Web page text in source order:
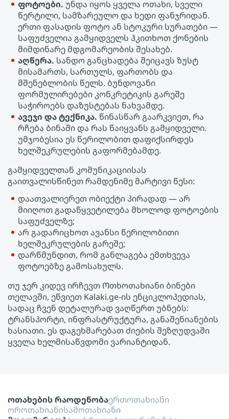
ფოტოები. უნდა იყოს ყველა ოთახი, სველი
წერტილი, სამზარეულო და ხედი ფანჯრიდან.
ერთი ფასადის ფოტო ან სტოკური სურათები —
საფუძველია გამყიდველს ჰკითხოთ ქონების
მიმდინარე მდგომარეობის შესახებ.
აღწერა. სანდო განცხადება შეიცავს ზუსტ
მისამართს, სართულს, ფართობს და
მშენებლობის წელს. ბუნდოვანი
ფორმულირებები კონკრეტიკის გარეშე
საჭიროებს დაზუსტებას ნახვამდე.
ავეჯი და ტექნიკა. წინასწარ გაარკვიეთ, რა
რჩება ბინაში და რას წაიყვანს გამყიდველი.
უმჯობესია ეს წერილობით დაფიქსირდეს
ხელშეკრულების გაფორმებამდე.
გამყიდველთან კომუნიკაციისას
გაითვალისწინეთ რამდენიმე მარტივი წესი:
დაათვალიერეთ ობიექტი პირადად — არ
მიიღოთ გადაწყვეტილება მხოლოდ ფოტოების
საფუძველზე;
არ გადარიცხოთ ავანსი წერილობითი
ხელშეკრულების გარეშე;
დარწმუნდით, რომ განლაგება ემთხვევა
ფოტოებზე გამოსახულს.
თუ ჯერ კიდევ ირჩევთ Ოთხოთახიანი ბინები
თელავში, ეწვიეთ Kalaki.ge-ის ენციკლოპედიას,
სადაც ჩვენ დეტალურად ვაღწერთ უბნებს:
ტრანსპორტი, ინფრასტრუქტურა, განაშენიანების
ხასიათი. ეს დაგეხმარებათ ძიების შეზღუდვაში
ყველა ხელმისაწვდომი ვარიანტიდან.
ოთახების რაოდენობაერთოთახიანი
ოროთახიანისამოთახიანი